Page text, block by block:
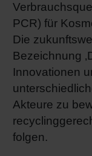
PCR) für
Die
Bezeichnung
Innovationen
Akteure zu
folgen.